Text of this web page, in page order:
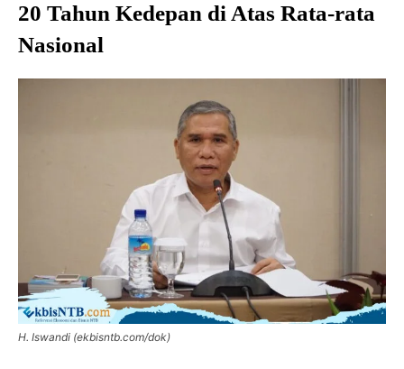
20 Tahun Kedepan di Atas Rata-rata
Nasional
H. Iswandi (ekbisntb.com/dok)